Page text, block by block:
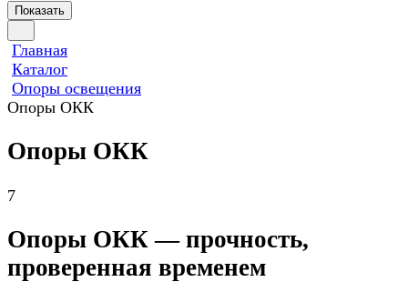
Показать
Главная
Каталог
Опоры освещения
Опоры ОКК
Опоры ОКК
7
Опоры ОКК — прочность,
проверенная временем